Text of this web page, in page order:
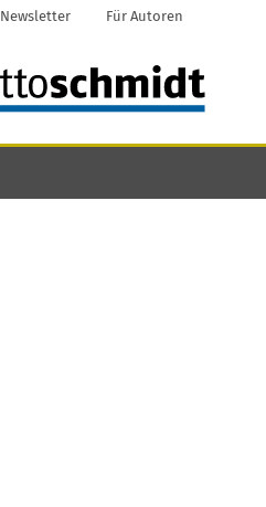
Newsletter Für Autoren